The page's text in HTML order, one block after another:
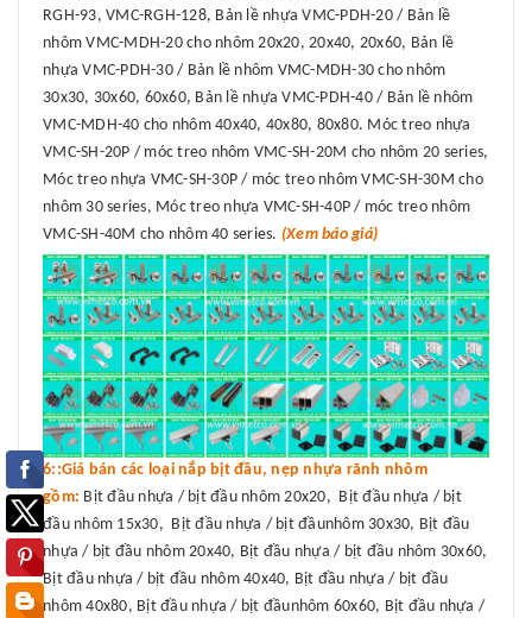
RGH-93, VMC-RGH-128, Bản lề nhựa VMC-PDH-20 / Bản lề
nhôm VMC-MDH-20 cho nhôm 20x20, 20x40, 20x60, Bản lề
nhựa VMC-PDH-30 / Bản lề nhôm VMC-MDH-30 cho nhôm
30x30, 30x60, 60x60, Bản lề nhựa VMC-PDH-40 / Bản lề nhôm
VMC-MDH-40 cho nhôm 40x40, 40x80, 80x80. Móc treo nhựa
VMC-SH-20P / móc treo nhôm VMC-SH-20M cho nhôm 20 series,
Móc treo nhựa VMC-SH-30P / móc treo nhôm VMC-SH-30M cho
nhôm 30 series, Móc treo nhựa VMC-SH-40P / móc treo nhôm
VMC-SH-40M cho nhôm 40 series. (Xem báo giá)
6::Giá bán các loại nắp bịt đầu, nẹp nhựa rãnh nhôm
gồm: Bịt đầu nhựa / bịt đầu nhôm 20x20, Bịt đầu nhựa / bịt
đầu nhôm 15x30, Bịt đầu nhựa / bịt đầunhôm 30x30, Bịt đầu
nhựa / bịt đầu nhôm 20x40, Bịt đầu nhựa / bịt đầu nhôm 30x60,
Bịt đầu nhựa / bịt đầu nhôm 40x40, Bịt đầu nhựa / bịt đầu
nhôm 40x80, Bịt đầu nhựa / bịt đầunhôm 60x60, Bịt đầu nhựa /